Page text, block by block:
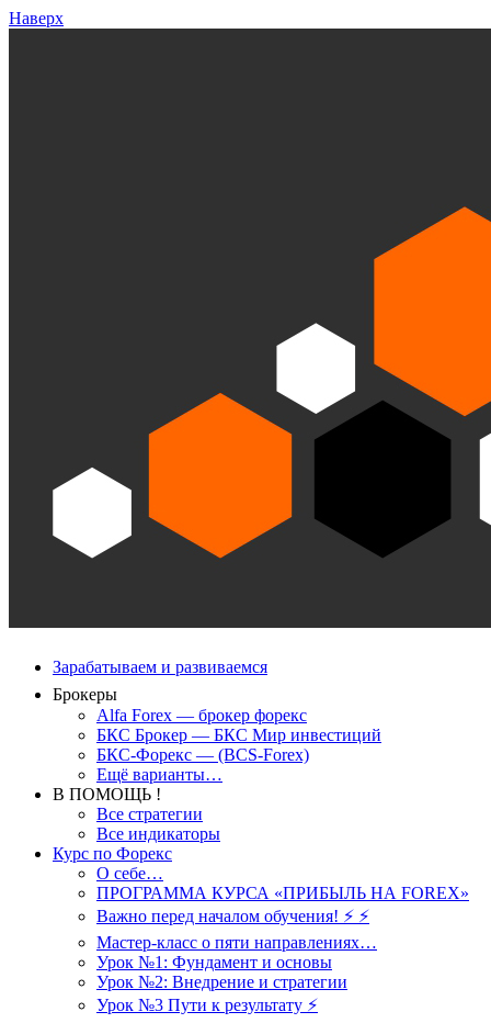
Наверх
Зарабатываем и развиваемся
Брокеры
Alfa Forex — брокер форекс
БКС Брокер — БКС Мир инвестиций
БКС-Форекс — (BCS-Forex)
Ещё варианты…
В ПОМОЩЬ !
Все стратегии
Все индикаторы
Курс по Форекс
О себе…
ПРОГРАММА КУРСА «ПРИБЫЛЬ НА FOREX»
Важно перед началом обучения! ⚡ ⚡
Мастер-класс о пяти направлениях…
Урок №1: Фундамент и основы
Урок №2: Внедрение и стратегии
Урок №3 Пути к результату ⚡️